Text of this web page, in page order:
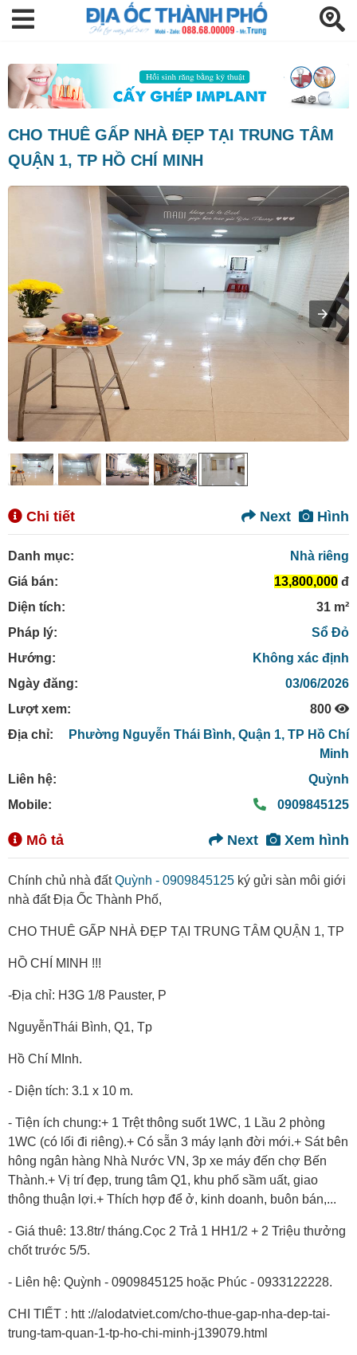
CHO THUÊ GẤP NHÀ ĐẸP TẠI TRUNG TÂM
QUẬN 1, TP HỒ CHÍ MINH
Chi tiết Hình
Next
Danh mục:
Nhà riêng
Giá bán:
13,800,000 đ
Diện tích:
31 m²
Pháp lý:
Sổ Đỏ
Hướng:
Không xác định
Ngày đăng:
03/06/2026
Lượt xem:
800
Địa chỉ:
Phường Nguyễn Thái Bình, Quận 1, TP Hồ Chí
Minh
Liên hệ:
Quỳnh
Mobile:
0909845125
Mô tả Xem hình
Next
Chính chủ nhà đấtQuỳnh - 0909845125 ký gửi sàn môi giới
nhà đất Địa Ốc Thành Phố,
CHO THUÊ GẤP NHÀ ĐẸP TẠI TRUNG TÂM QUẬN 1, TP
HỒ CHÍ MINH !!!
-Địa chỉ: H3G 1/8 Pauster, P
NguyễnThái Bình, Q1, Tp
Hồ Chí MInh.
- Diện tích: 3.1 x 10 m.
- Tiện ích chung:+ 1 Trệt thông suốt 1WC, 1 Lầu 2 phòng
1WC (có lối đi riêng).+ Có sẵn 3 máy lạnh đời mới.+ Sát bên
hông ngân hàng Nhà Nước VN, 3p xe máy đến chợ Bến
Thành.+ Vị trí đẹp, trung tâm Q1, khu phố sầm uất, giao
thông thuận lợi.+ Thích hợp để ở, kinh doanh, buôn bán,...
- Giá thuê: 13.8tr/ tháng.Cọc 2 Trả 1 HH1/2 + 2 Triệu thưởng
chốt trước 5/5.
- Liên hệ: Quỳnh - 0909845125 hoặc Phúc - 0933122228.
CHI TIẾT : htt ://alodatviet.com/cho-thue-gap-nha-dep-tai-
trung-tam-quan-1-tp-ho-chi-minh-j139079.html